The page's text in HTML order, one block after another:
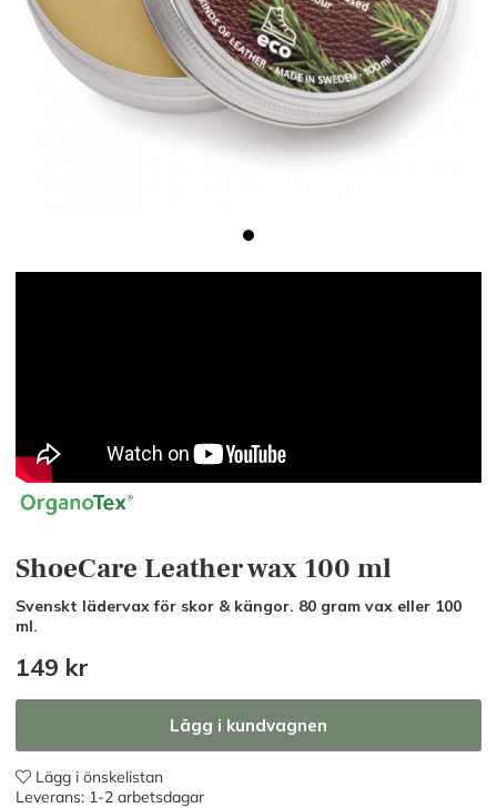
ShoeCare Leather wax 100 ml
Svenskt lädervax för skor & kängor. 80 gram vax eller 100
ml.
149 kr
Lägg i kundvagnen
Lägg i önskelistan
Leverans: 1-2 arbetsdagar